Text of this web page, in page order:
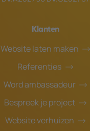
Klanten
Website laten maken
Referenties
Word ambassadeur
Bespreek je project
Website verhuizen